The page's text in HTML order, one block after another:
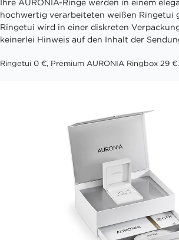
Ihre AURONIA-Ringe werden in einem
hochwertig verarbeiteten weißen Ringetui
Ringetui wird in einer diskreten
keinerlei Hinweis auf den Inhalt der
Ringetui 0 €, Premium AURONIA Ringbox 29 €.